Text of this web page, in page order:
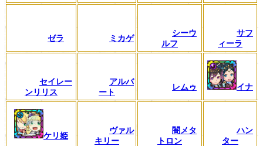
ゼラ ミカゲ
シーウ
ルフ
サフ
ィーラ
セイレー
ンリリス
アルバ
ート
レムゥ イナ
ケリ姫
ヴァル
キリー
闇メタ
トロン
ハン
ター